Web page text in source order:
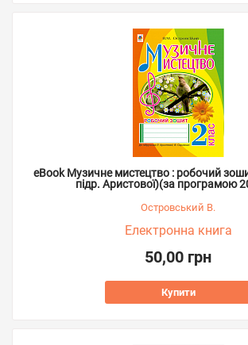
eBook Музичне мистецтво : робочий
підр. Аристової)(за програмою
Островський В.
Електронна книга
50,00 грн
Купити